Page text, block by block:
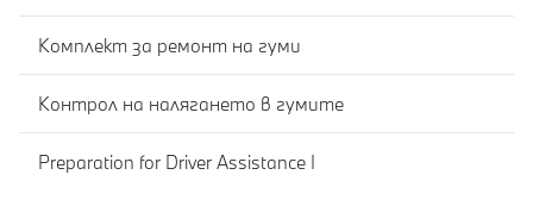
Комплект за ремонт на гуми
Контрол на налягането в гумите
Preparation for Driver Assistance I